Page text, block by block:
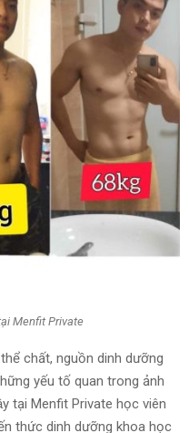
Menfit Private
chất, nguồn dinh dưỡng
yếu tố quan trong ảnh
tại Menfit Private học viên
thức dinh dưỡng khoa học